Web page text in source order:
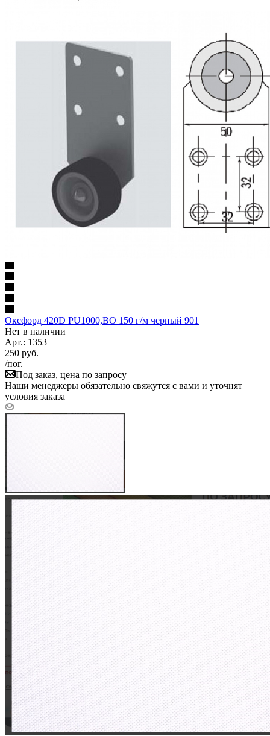
Оксфорд 420D PU1000,ВО 150 г/м черный 901
Нет в наличии
Арт.: 1353
250 руб.
/пог.
Под заказ, цена по запросу
Наши менеджеры обязательно свяжутся с вами и уточнят
условия заказа